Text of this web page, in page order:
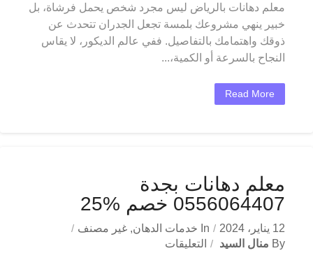
معلم دهانات بالرياض ليس مجرد شخص يحمل فرشاة، بل
خبير ينهي مشروعك بلمسة تجعل الجدران تتحدث عن
ذوقك واهتمامك بالتفاصيل. ففي عالم الديكور، لا يقاس
النجاح بالسرعة أو الكمية،...
Read More
معلم دهانات بجدة
0556064407 خصم %25
12 يناير، 2024 In خدمات الدهان, غير مصنف
By منال السيد التعليقات